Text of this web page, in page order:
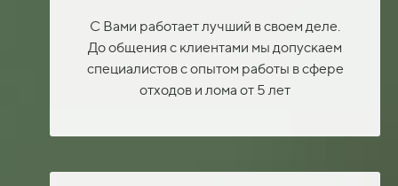
С Вами работает лучший в своем деле.
До общения с клиентами мы допускаем
специалистов с опытом работы в сфере
отходов и лома от 5 лет